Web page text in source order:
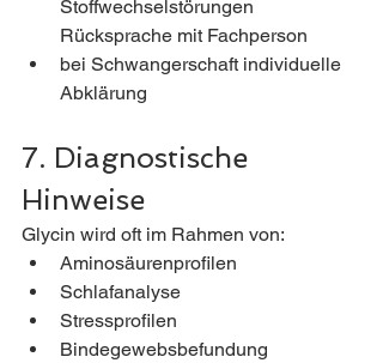
Stoffwechselstörungen
Rücksprache mit Fachperson
bei Schwangerschaft individuelle
Abklärung
7. Diagnostische
Hinweise
Glycin wird oft im Rahmen von:
Aminosäurenprofilen
Schlafanalyse
Stressprofilen
Bindegewebsbefundung